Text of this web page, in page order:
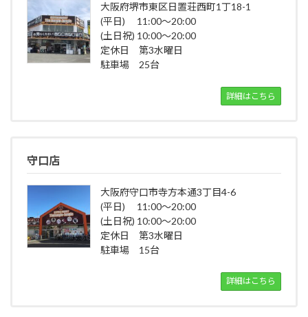
大阪府堺市東区日置荘西町1丁18-1
(平日) 11:00～20:00
(土日祝) 10:00～20:00
定休日 第3水曜日
駐車場 25台
詳細はこちら
守口店
大阪府守口市寺方本通3丁目4-6
(平日) 11:00～20:00
(土日祝) 10:00～20:00
定休日 第3水曜日
駐車場 15台
詳細はこちら